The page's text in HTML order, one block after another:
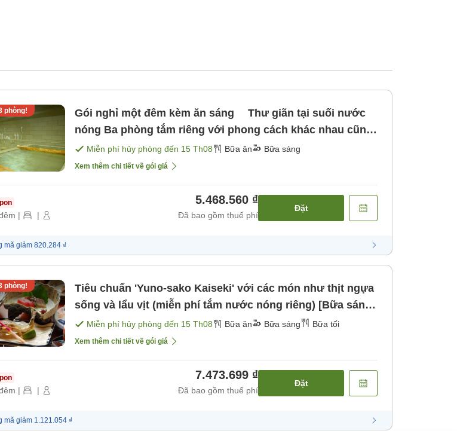
phòng!
Gói nghỉ một đêm kèm ăn sáng Thư giãn tại suối nước
nóng Ba phòng tắm riêng với phong cách khác nhau cũng
có thể sử dụng miễn phí! [Bữa sáng]
Miễn phí hủy phòng đến 15 Th08 Bữa ăn Bữa sáng
Xem thêm chi tiết về gói giá
| |
5.468.560 ₫
Đã bao gồm thuế phí
Đặt
mã giảm 820.284 ₫
phòng!
Tiêu chuẩn 'Yuno-sako Kaiseki' với các món như thịt ngựa
sống và lẩu vịt (miễn phí tắm nước nóng riêng) [Bữa sáng]
[Bữa tối]
Miễn phí hủy phòng đến 15 Th08 Bữa ăn Bữa sáng Bữa tối
Xem thêm chi tiết về gói giá
| |
7.473.699 ₫
Đã bao gồm thuế phí
Đặt
mã giảm 1.121.054 ₫